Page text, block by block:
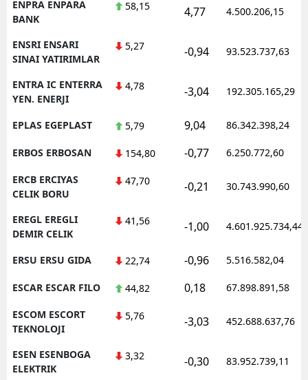
ENPRA ENPARA
BANK
58,15 4,77 4.500.206,15
ENSRI ENSARI
SINAI YATIRIMLAR
5,27 -0,94 93.523.737,63
ENTRA IC ENTERRA
YEN. ENERJI
4,78 -3,04 192.305.165,29
EPLAS EGEPLAST 5,79 9,04 86.342.398,24
ERBOS ERBOSAN 154,80 -0,77 6.250.772,60
ERCB ERCIYAS
CELIK BORU
47,70 -0,21 30.743.990,60
EREGL EREGLI
DEMIR CELIK
41,56 -1,00 4.601.925.734,44
ERSU ERSU GIDA 22,74 -0,96 5.516.582,04
ESCAR ESCAR FILO 44,82 0,18 67.898.891,58
ESCOM ESCORT
TEKNOLOJI
5,76 -3,03 452.688.637,76
ESEN ESENBOGA
ELEKTRIK
3,32 -0,30 83.952.739,11